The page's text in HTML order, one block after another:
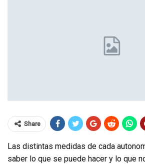
Share
Las distintas medidas de cada
saber lo que se puede hacer y lo que